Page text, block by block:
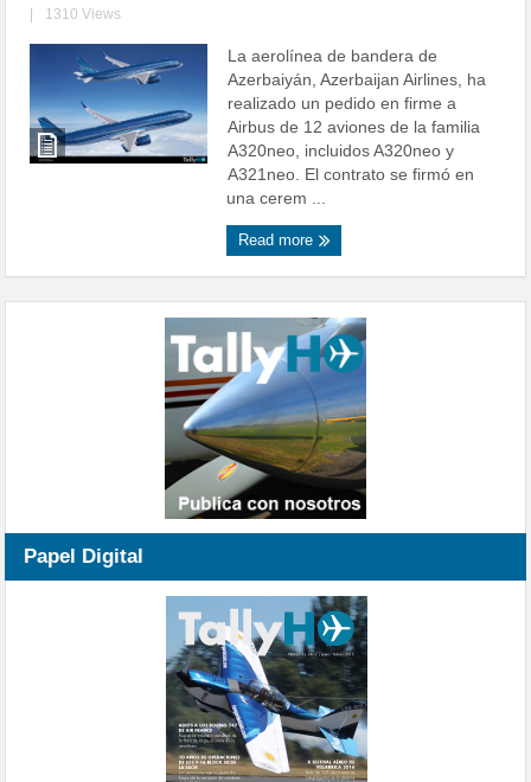
1310 Views
La aerolínea de bandera de
Azerbaiyán, Azerbaijan Airlines, ha
realizado un pedido en firme a
Airbus de 12 aviones de la familia
A320neo, incluidos A320neo y
A321neo. El contrato se firmó en
una cerem ...
Read more
Papel Digital